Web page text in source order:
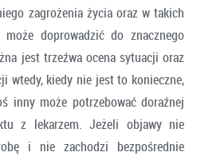
zagrożenia życia oraz w takich
doprowadzić do znacznego
jest trzeźwa ocena sytuacji oraz
wtedy, kiedy nie jest to konieczne,
inny może potrzebować doraźnej
z lekarzem. Jeżeli objawy nie
i nie zachodzi bezpośrednie